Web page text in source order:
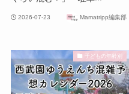
2026-07-23 Mamatripp編集部
子どもの年齢別